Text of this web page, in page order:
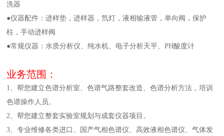
洗器
●仪器配件：进样垫，进样器，氘灯，液相输液管，单向阀，保护
柱，手动进样阀
●常规仪器：水质分析仪、纯水机、电子分析天平、PH酸度计
业务范围：
1、帮您建立色谱分析室、色谱气路整套改造、色谱分析方法，培训
色谱操作人员。
2、帮您建立整套实验室规划与成套仪器项目。
3、专业维修各类进口、国产气相色谱仪、高效液相色谱仪、气体发